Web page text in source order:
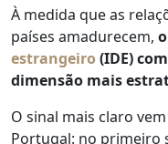
À medida que as
países amadurecem, o
estrangeiro (IDE)
dimensão mais
O sinal mais claro
Portugal: no primeiro